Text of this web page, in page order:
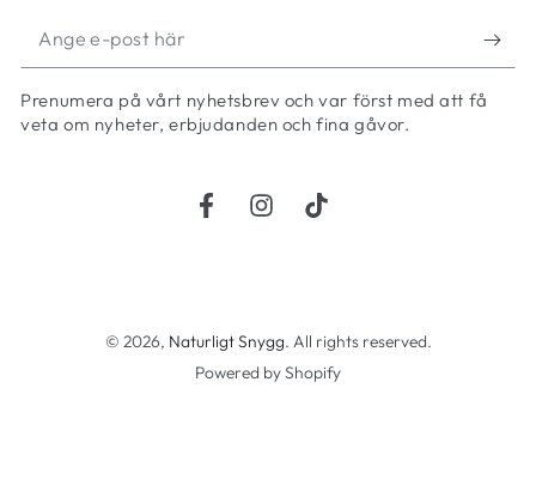
Ange
e-
post
Prenumera på vårt nyhetsbrev och var först med att få
veta om nyheter, erbjudanden och fina gåvor.
FacebookInstagramTikTok
© 2026, Naturligt Snygg. All rights reserved.
Powered by Shopify